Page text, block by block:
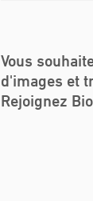
Vous
d'images et
Rejoignez